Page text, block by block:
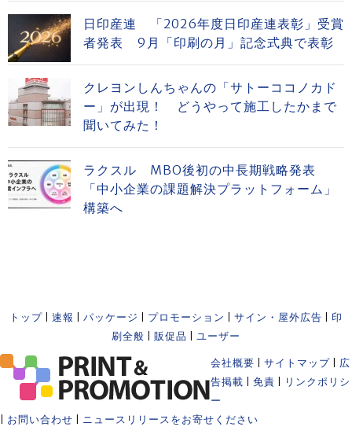
日印産連 「2026年度日印産連表彰」受賞
者発表 9月「印刷の月」記念式典で表彰
クレヨンしんちゃんの「サトーココノカド
ー」が出現！ どうやって施工したかまで
聞いてみた！
ラクスル MBO後初の中長期戦略発表
「中小企業の課題解決プラットフォーム」
構築へ
トップ 速報 パッケージ プロモーション サイン・屋外広告
印
刷全般
販促品 ユーザー
会社概要 サイトマップ
広
告掲載
免責
リンクポリシ
ー
お問い合わせ ニュースリリースをお寄せください